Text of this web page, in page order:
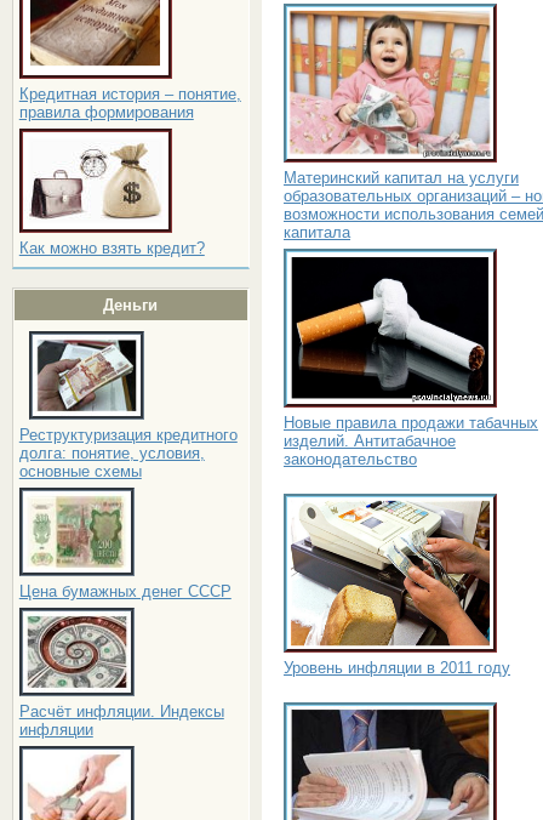
Кредитная история – понятие,
правила формирования
Как можно взять кредит?
Деньги
Реструктуризация кредитного
долга: понятие, условия,
основные схемы
Цена бумажных денег СССР
Расчёт инфляции. Индексы
инфляции
Материнский капитал на услуги
образовательных организаций –
возможности использования
капитала
Новые правила продажи табачных
изделий. Антитабачное
законодательство
Уровень инфляции в 2011 году